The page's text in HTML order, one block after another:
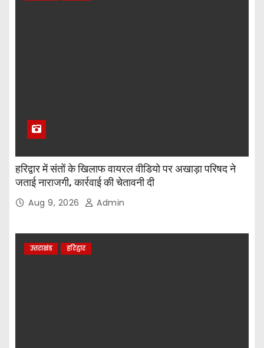
हरिद्वार में संतों के खिलाफ वायरल वीडियो पर अखाड़ा परिषद ने
जताई नाराजगी, कार्रवाई की चेतावनी दी
Aug 9, 2026 Admin
उत्तराखंड हरिद्वार